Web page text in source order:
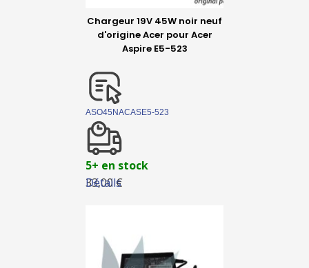
Détails
Chargeur 19V 45W noir neuf
d'origine Acer pour Acer
Aspire E5-523
ASO45NACASE5-523
5+ en stock
33,00 €